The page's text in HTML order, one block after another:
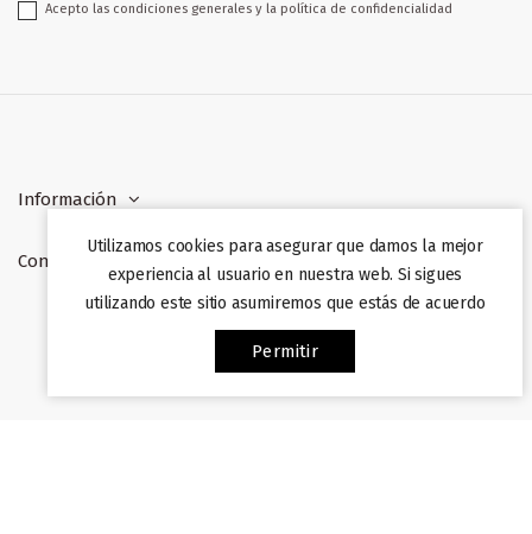
Acepto las condiciones generales y la política de confidencialidad
Información
Contacto
Utilizamos cookies para asegurar que damos la mejor
experiencia al usuario en nuestra web. Si sigues
utilizando este sitio asumiremos que estás de acuerdo
Permitir
Afiliazon. Prohibida su copia. 2022